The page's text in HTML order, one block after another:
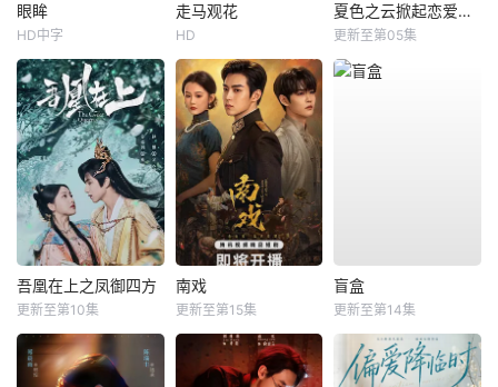
眼眸
HD中字
走马观花
HD
夏色之云掀起恋爱与风暴
更新至第05集
吾凰在上之凤御四方
更新至第10集
南戏
更新至第15集
盲盒
更新至第14集